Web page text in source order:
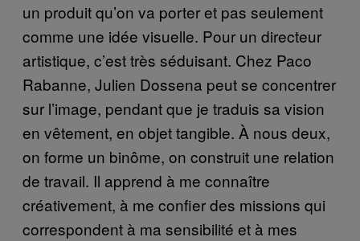
un produit qu’on va porter et pas seulement
comme une idée visuelle. Pour un directeur
artistique, c’est très séduisant. Chez Paco
Rabanne, Julien Dossena peut se concentrer
sur l’image, pendant que je traduis sa vision
en vêtement, en objet tangible. À nous deux,
on forme un binôme, on construit une relation
de travail. Il apprend à me connaître
créativement, à me confier des missions qui
correspondent à ma sensibilité et à mes